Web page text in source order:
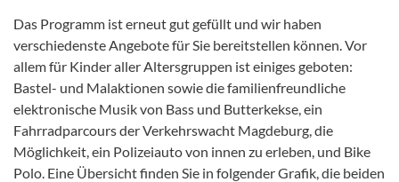
Das Programm ist erneut gut gefüllt und wir haben
verschiedenste Angebote für Sie bereitstellen können. Vor
allem für Kinder aller Altersgruppen ist einiges geboten:
Bastel- und Malaktionen sowie die familienfreundliche
elektronische Musik von Bass und Butterkekse, ein
Fahrradparcours der Verkehrswacht Magdeburg, die
Möglichkeit, ein Polizeiauto von innen zu erleben, und Bike
Polo. Eine Übersicht finden Sie in folgender Grafik, die beiden